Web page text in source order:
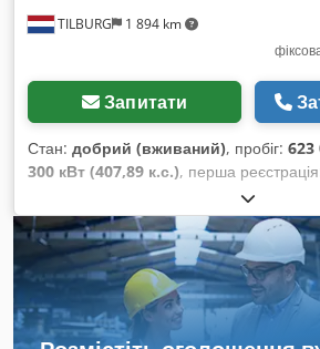
TILBURG 1 894 km
Запитати
Стан: добрий (вживаний), пробіг: 623
300 кВт (407,89 к.с.), перша
, розмір шини:
конфігурація осей:4x2, колісна база:3
дизель, колір:червоний, водійська
відділення (кабіна), тип передачі:
передач:
12 , підвіска:сталь-повітря,
6 160 мм , загальна ширина:2 550 мм
,
4 000 мм, допустиме навантаження на